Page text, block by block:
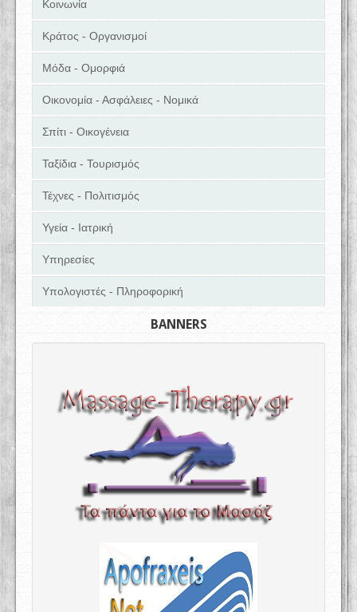
Κοινωνία
Κράτος - Οργανισμοί
Μόδα - Ομορφιά
Οικονομία - Ασφάλειες - Νομικά
Σπίτι - Οικογένεια
Ταξίδια - Τουρισμός
Τέχνες - Πολιτισμός
Υγεία - Ιατρική
Υπηρεσίες
Υπολογιστές - Πληροφορική
BANNERS